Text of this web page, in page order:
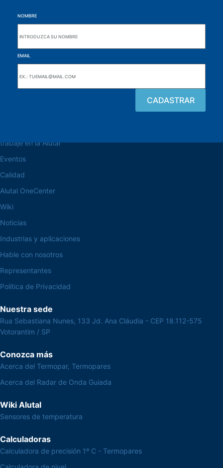
NOMBRE
EMAIL
trabaje en la Alutal
Eventos
Calidad
Alutal OneCenter
Wiki
Noticias
Industrias y aplicaciones
Hable con nosotros
Representantes
Política de Privacidad
Nuestra sede
Rua Sebastiana Nunes, 133 Jd. Ana Cláudia - CEP 18.112-575
Votorantim / SP
Conozca más
Acerca del Termopar, Termopares
Acerca del Radar de Onda Guiada
Wiki Alutal
Sensores de temperatura
Calculadoras
Calculadora de precisión 1º C - Termopares